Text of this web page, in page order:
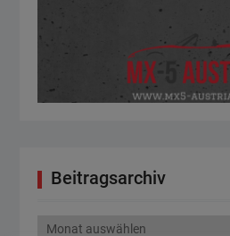
Beitragsarchiv
Beitragsarchiv